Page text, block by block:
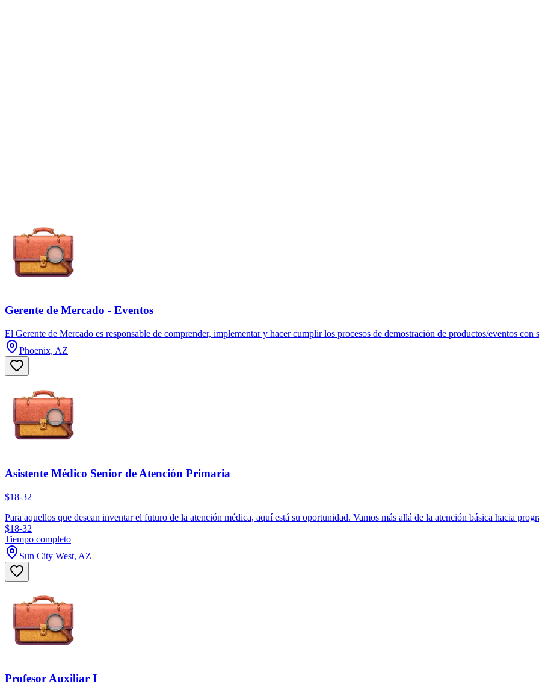
Gerente de Mercado - Eventos
El Gerente de Mercado es responsable de comprender, implementar y hacer cumplir los procesos de demostración de productos/eventos con
Phoenix, AZ
Asistente Médico Senior de Atención Primaria
$18-32
Para aquellos que desean inventar el futuro de la atención médica, aquí está su oportunidad. Vamos más allá de la atención básica hacia
$18-32
Tiempo completo
Sun City West, AZ
Profesor Auxiliar I